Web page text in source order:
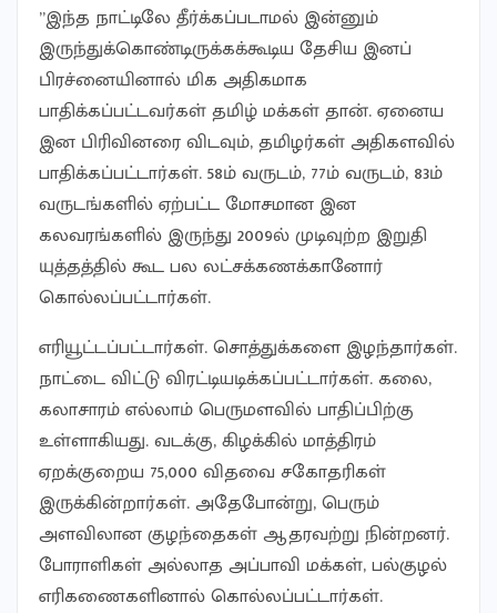
”இந்த நாட்டிலே தீர்க்கப்படாமல் இன்னும்
இருந்துக்கொண்டிருக்கக்கூடிய தேசிய இனப்
பிரச்னையினால் மிக அதிகமாக
பாதிக்கப்பட்டவர்கள் தமிழ் மக்கள் தான். ஏனைய
இன பிரிவினரை விடவும், தமிழர்கள் அதிகளவில்
பாதிக்கப்பட்டார்கள். 58ம் வருடம், 77ம் வருடம், 83ம்
வருடங்களில் ஏற்பட்ட மோசமான இன
கலவரங்களில் இருந்து 2009ல் முடிவுற்ற இறுதி
யுத்தத்தில் கூட பல லட்சக்கணக்கானோர்
கொல்லப்பட்டார்கள்.
எரியூட்டப்பட்டார்கள். சொத்துக்களை இழந்தார்கள்.
நாட்டை விட்டு விரட்டியடிக்கப்பட்டார்கள். கலை,
கலாசாரம் எல்லாம் பெருமளவில் பாதிப்பிற்கு
உள்ளாகியது. வடக்கு, கிழக்கில் மாத்திரம்
ஏறக்குறைய 75,000 விதவை சகோதரிகள்
இருக்கின்றார்கள். அதேபோன்று, பெரும்
அளவிலான குழந்தைகள் ஆதரவற்று நின்றனர்.
போராளிகள் அல்லாத அப்பாவி மக்கள், பல்குழல்
எரிகணைகளினால் கொல்லப்பட்டார்கள்.